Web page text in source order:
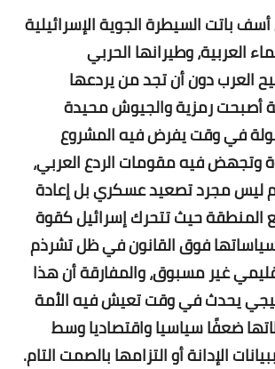
باتت السيطرة الجوية الإسرائيلية
العربية، وطيرانها الحربي
العرب دون أن تجد من يردعها
أصبحت رمزية والجيوش محيدة
في وقت يفرض فيه المشروع
وتجهض فيه مقومات الردع العربي،
ليس مجرد تصعيد عسكري بل إعادة
المنطقة حيث تتحرك إسرائيل كقوة
فوق القانون في ظل تشرذم
غير مسبوق، والمفارقة أن هذا
يحدث في وقت تعيش فيه الأمة
ضعفًا سياسيا واقتصاديا وسط
الإدانة أو التزامها بالصمت التام.